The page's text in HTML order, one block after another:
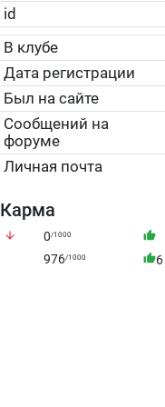
id
В клубе
Дата регистрации
Был на сайте
Сообщений на
форуме
Личная почта
Карма
arrow_downward 0/1000 thumb_up
976/1000 thumb_up6